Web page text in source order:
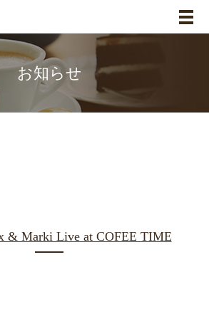
メ
お知らせ
Marki Live at COFEE TIME